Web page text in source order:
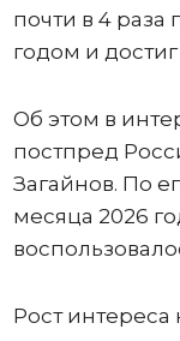
почти в 4
годом и
Об этом в
постпред
Загайнов. По
месяца 2026
Рост